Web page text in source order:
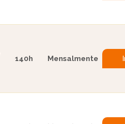
140h Mensalmente